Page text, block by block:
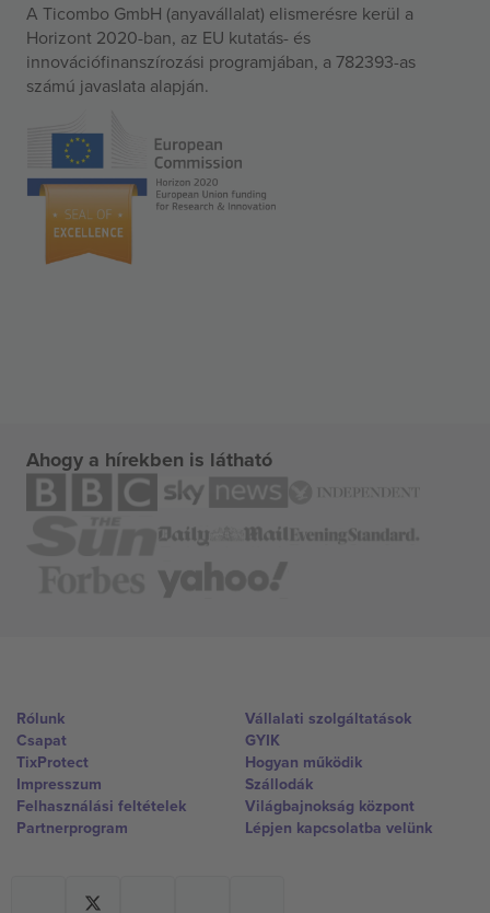
A Ticombo GmbH (anyavállalat) elismerésre kerül a
Horizont 2020-ban, az EU kutatás- és
innovációfinanszírozási programjában, a 782393-as
számú javaslata alapján.
Ahogy a hírekben is látható
Rólunk
Csapat
TixProtect
Impresszum
Felhasználási feltételek
Partnerprogram
Vállalati szolgáltatások
GYIK
Hogyan működik
Szállodák
Világbajnokság központ
Lépjen kapcsolatba velünk